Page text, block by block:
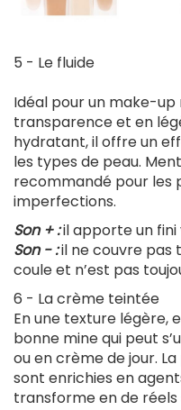
5 - Le fluide
Idéal pour un make-up
transparence et en
hydratant, il offre un
les types de peau.
recommandé pour les
Son + :il apporte un
Son - :il ne couvre pas
coule et n’est pas
6 - La crème teintée
En une texture légère,
bonne mine qui peut
ou en crème de jour.
sont enrichies en
transforme en de réels